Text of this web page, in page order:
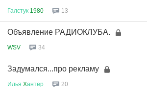
Галстук 1980 13
Объявление РАДИОКЛУБА.
WSV 34
Задумался...про рекламу
Илья Xантер 20